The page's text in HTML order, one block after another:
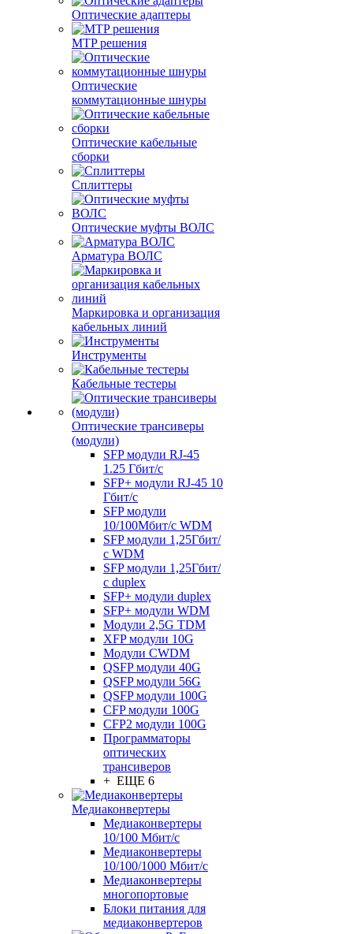
Оптические адаптеры
MTP решения
Оптические
коммутационные шнуры
Оптические кабельные
сборки
Сплиттеры
Оптические муфты ВОЛС
Арматура ВОЛС
Маркировка и организация
кабельных линий
Инструменты
Кабельные тестеры
Оптические трансиверы
(модули)
SFP модули RJ-45
1.25 Гбит/c
SFP+ модули RJ-45 10
Гбит/c
SFP модули
10/100Мбит/с WDM
SFP модули 1,25Гбит/
с WDM
SFP модули 1,25Гбит/
с duplex
SFP+ модули duplex
SFP+ модули WDM
Модули 2,5G TDM
XFP модули 10G
Модули CWDM
QSFP модули 40G
QSFP модули 56G
QSFP модули 100G
CFP модули 100G
CFP2 модули 100G
Программаторы
оптических
трансиверов
+ ЕЩЕ 6
Медиаконвертеры
Медиаконвертеры
10/100 Мбит/с
Медиаконвертеры
10/100/1000 Мбит/c
Медиаконвертеры
многопортовые
Блоки питания для
медиаконвертеров